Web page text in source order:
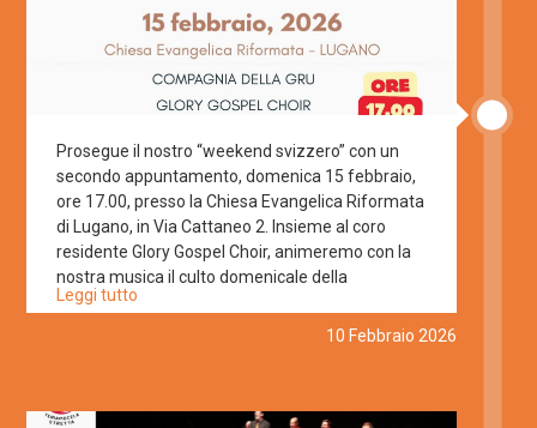
Prosegue il nostro “weekend svizzero” con un
secondo appuntamento, domenica 15 febbraio,
ore 17.00, presso la Chiesa Evangelica Riformata
di Lugano, in Via Cattaneo 2. Insieme al coro
residente Glory Gospel Choir, animeremo con la
nostra musica il culto domenicale della
comunità. Entrata libera con offerta
Leggi tutto
10 Febbraio 2026